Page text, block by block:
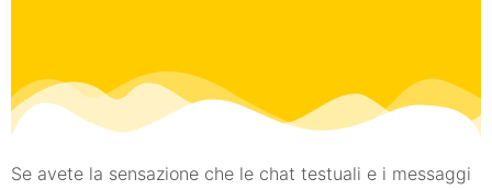
Se avete la sensazione che le chat testuali e i messaggi